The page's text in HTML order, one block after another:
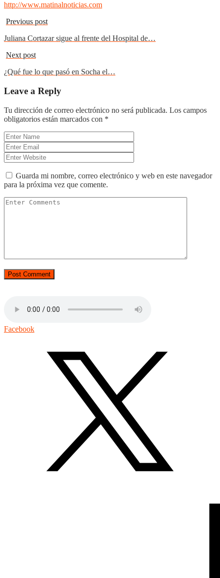
http://www.matinalnoticias.com
Previous post
Juliana Cortazar sigue al frente del Hospital de…
Next post
¿Qué fue lo que pasó en Socha el…
Leave a Reply
Tu dirección de correo electrónico no será publicada. Los campos
obligatorios están marcados con *
Guarda mi nombre, correo electrónico y web en este navegador
para la próxima vez que comente.
Facebook